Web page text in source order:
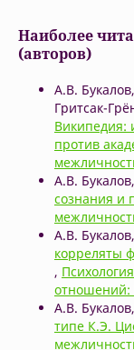
Наиболее
(авторов)
А.В.
Гритсак-
Википедия:
против
А.В. Букалов,
сознания и
А.В. Букалов,
корреляты
,
отношений:
А.В.
типе К.Э.